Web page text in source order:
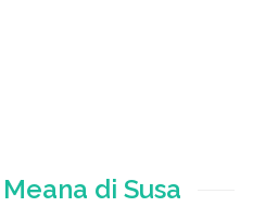
Meana di Susa